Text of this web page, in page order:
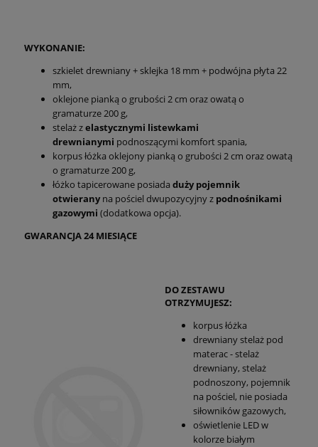
WYKONANIE:
szkielet drewniany + sklejka 18 mm + podwójna płyta 22
mm,
oklejone pianką o grubości 2 cm oraz owatą o
gramaturze 200 g,
stelaż zelastycznymi listewkami
drewnianymi podnoszącymi komfort spania,
korpus łóżka oklejony pianką o grubości 2 cm oraz owatą
o gramaturze 200 g,
łóżko tapicerowane posiada duży pojemnik
otwieranyna pościel dwupozycyjny z podnośnikami
gazowymi (dodatkowa opcja).
GWARANCJA 24 MIESIĄCE
DO ZESTAWU
OTRZYMUJESZ:
korpus łóżka
drewniany stelaż pod
materac - stelaż
drewniany, stelaż
podnoszony, pojemnik
na pościel, nie posiada
siłowników gazowych,
oświetlenie LED w
kolorze białym